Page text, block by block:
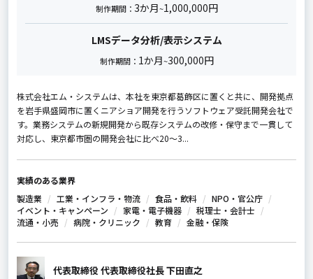
制作期間： 3か月~1,000,000円
LMSデータ分析/表示システム
制作期間： 1か月~300,000円
株式会社エム・システムは、本社を東京都葛飾区に置くと共に、開発拠点
を岩手県盛岡市に置くニアショア開発を行うソフトウェア受託開発会社で
す。業務システムの新規開発から既存システムの改修・保守まで一貫して
対応し、東京都市圏の開発会社に比べ20〜3...
実績のある業界
製造業
工業・インフラ・物流 食品・飲料
NPO・官公庁
イベント・キャンペーン
家電・電子機器
税理士・会計士
流通・小売
病院・クリニック 教育 金融・保険
代表取締役 代表取締役社長 下田直之